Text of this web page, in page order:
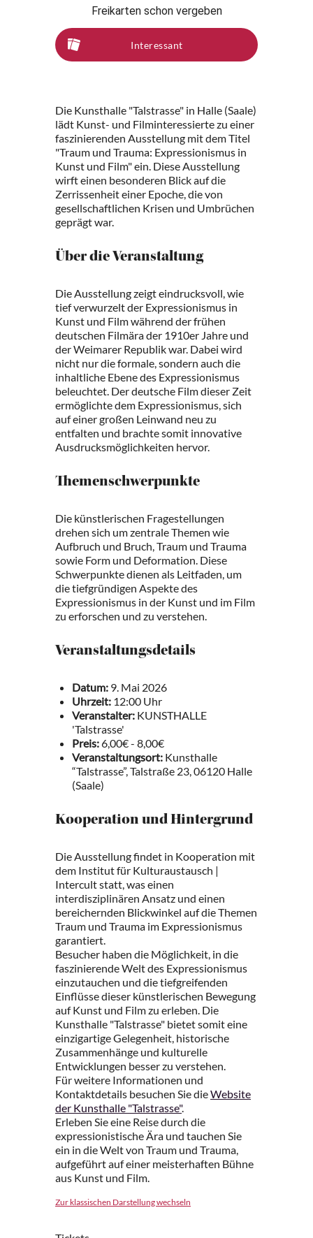
Freikarten schon vergeben
Interessant
Die Kunsthalle "Talstrasse" in Halle (Saale)
lädt Kunst- und Filminteressierte zu einer
faszinierenden Ausstellung mit dem Titel
"Traum und Trauma: Expressionismus in
Kunst und Film" ein. Diese Ausstellung
wirft einen besonderen Blick auf die
Zerrissenheit einer Epoche, die von
gesellschaftlichen Krisen und Umbrüchen
geprägt war.
Über die Veranstaltung
Die Ausstellung zeigt eindrucksvoll, wie
tief verwurzelt der Expressionismus in
Kunst und Film während der frühen
deutschen Filmära der 1910er Jahre und
der Weimarer Republik war. Dabei wird
nicht nur die formale, sondern auch die
inhaltliche Ebene des Expressionismus
beleuchtet. Der deutsche Film dieser Zeit
ermöglichte dem Expressionismus, sich
auf einer großen Leinwand neu zu
entfalten und brachte somit innovative
Ausdrucksmöglichkeiten hervor.
Themenschwerpunkte
Die künstlerischen Fragestellungen
drehen sich um zentrale Themen wie
Aufbruch und Bruch, Traum und Trauma
sowie Form und Deformation. Diese
Schwerpunkte dienen als Leitfaden, um
die tiefgründigen Aspekte des
Expressionismus in der Kunst und im Film
zu erforschen und zu verstehen.
Veranstaltungsdetails
Datum: 9. Mai 2026
Uhrzeit: 12:00 Uhr
Veranstalter: KUNSTHALLE
'Talstrasse'
Preis:6,00€ - 8,00€
Veranstaltungsort: Kunsthalle
“Talstrasse”, Talstraße 23, 06120 Halle
(Saale)
Kooperation und Hintergrund
Die Ausstellung findet in Kooperation mit
dem Institut für Kulturaustausch |
Intercult statt, was einen
interdisziplinären Ansatz und einen
bereichernden Blickwinkel auf die Themen
Traum und Trauma im Expressionismus
garantiert.
Besucher haben die Möglichkeit, in die
faszinierende Welt des Expressionismus
einzutauchen und die tiefgreifenden
Einflüsse dieser künstlerischen Bewegung
auf Kunst und Film zu erleben. Die
Kunsthalle "Talstrasse" bietet somit eine
einzigartige Gelegenheit, historische
Zusammenhänge und kulturelle
Entwicklungen besser zu verstehen.
Für weitere Informationen und
Kontaktdetails besuchen Sie dieWebsite
der Kunsthalle "Talstrasse".
Erleben Sie eine Reise durch die
expressionistische Ära und tauchen Sie
ein in die Welt von Traum und Trauma,
aufgeführt auf einer meisterhaften Bühne
aus Kunst und Film.
Zur klassischen Darstellung wechseln